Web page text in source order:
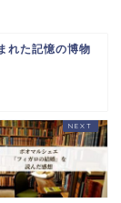
れた記憶の博物